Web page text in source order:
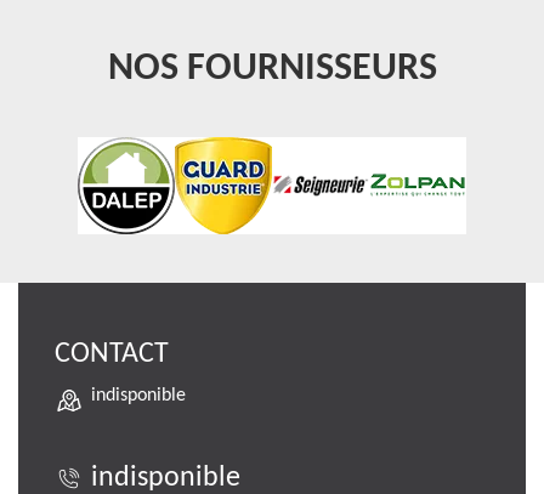
NOS FOURNISSEURS
CONTACT
indisponible
indisponible